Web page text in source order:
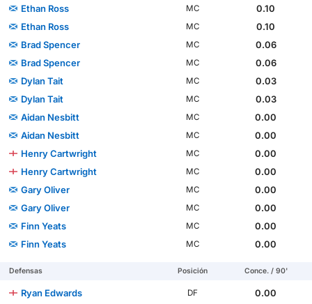
Ethan Ross
MC
0.10
Ethan Ross
MC
0.10
Brad Spencer
MC
0.06
Brad Spencer
MC
0.06
Dylan Tait
MC
0.03
Dylan Tait
MC
0.03
Aidan Nesbitt
MC
0.00
Aidan Nesbitt
MC
0.00
Henry Cartwright
MC
0.00
Henry Cartwright
MC
0.00
Gary Oliver
MC
0.00
Gary Oliver
MC
0.00
Finn Yeats
MC
0.00
Finn Yeats
MC 0.00
Defensas Posición Conce. / 90'
Ryan Edwards DF
0.00